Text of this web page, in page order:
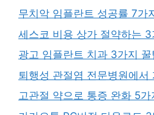
무치악 임플란트 성공률 7가
세스코 비용 상가 절약하는 3
광고 임플란트 치과 3가지 꿀
퇴행성 관절염 전문병원에서
고관절 약으로 통증 완화 5가